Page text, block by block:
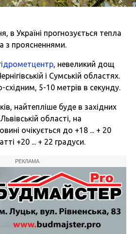
в Україні прогнозується тепла
з проясненнями.
, невеликий дощ
і Сумській областях.
східним, 5-10 метрів в секунду.
найтепліше буде в західних
області, на
очікується до +18 ... + 20
+20 ... + 22 градуси.
РЕКЛАМА